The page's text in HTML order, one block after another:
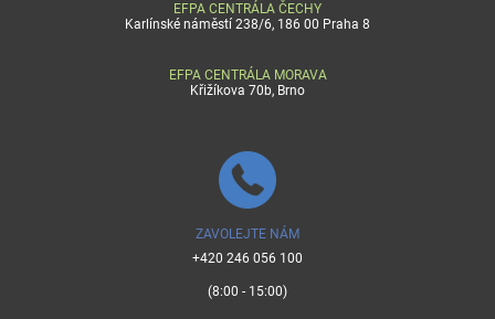
EFPA CENTRÁLA ČECHY
Karlínské náměstí 238/6, 186 00 Praha 8
EFPA CENTRÁLA MORAVA
Křižíkova 70b, Brno
ZAVOLEJTE NÁM
+420 246 056 100
(8:00 - 15:00)